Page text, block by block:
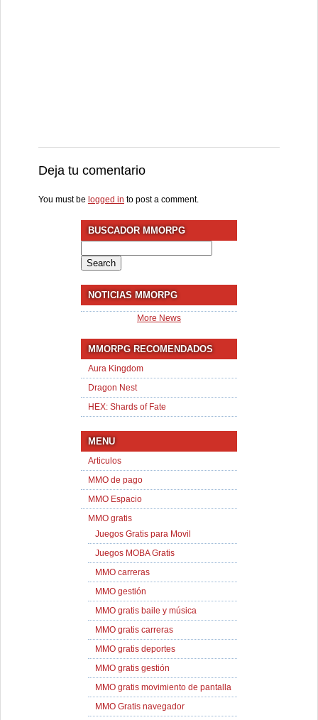
Deja tu comentario
You must be logged in to post a comment.
BUSCADOR MMORPG
for:
NOTICIAS MMORPG
More News
MMORPG RECOMENDADOS
Aura Kingdom
Dragon Nest
HEX: Shards of Fate
MENU
Articulos
MMO de pago
MMO Espacio
MMO gratis
Juegos Gratis para Movil
Juegos MOBA Gratis
MMO carreras
MMO gestión
MMO gratis baile y música
MMO gratis carreras
MMO gratis deportes
MMO gratis gestión
MMO gratis movimiento de pantalla
MMO Gratis navegador